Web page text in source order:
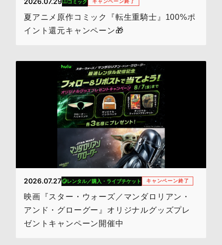
コミック キャンペーン終了
夏アニメ原作コミック『転生重騎士』100%ポ
イント還元キャンペーン🎁
2026.07.27 レンタル／購入・ライブチケット キャンペーン終了
映画『スター・ウォーズ／マンダロリアン・
アンド・グローグー』オリジナルグッズプレ
ゼントキャンペーン開催中